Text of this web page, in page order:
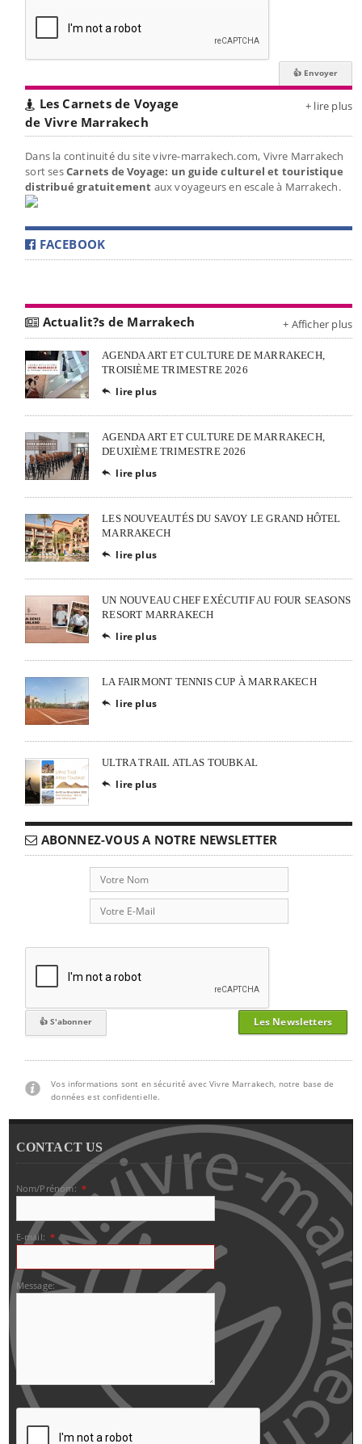
Les Carnets de Voyage
de Vivre Marrakech
+ lire plus
Dans la continuité du site vivre-marrakech.com, Vivre Marrakech
sort sesCarnets de Voyage: un guide culturel et touristique
distribué gratuitement aux voyageurs en escale à Marrakech.
FACEBOOK
Actualit?s de Marrakech + Afficher plus
AGENDA ART ET CULTURE DE MARRAKECH,
TROISIÈME TRIMESTRE 2026
 lire plus
AGENDA ART ET CULTURE DE MARRAKECH,
DEUXIÈME TRIMESTRE 2026
 lire plus
LES NOUVEAUTÉS DU SAVOY LE GRAND HÔTEL
MARRAKECH
 lire plus
UN NOUVEAU CHEF EXÉCUTIF AU FOUR SEASONS
RESORT MARRAKECH
 lire plus
LA FAIRMONT TENNIS CUP À MARRAKECH
 lire plus
ULTRA TRAIL ATLAS TOUBKAL
 lire plus
ABONNEZ-VOUS A NOTRE NEWSLETTER
Les Newsletters
Vos informations sont en sécurité avec Vivre Marrakech, notre base de
données est confidentielle.
CONTACT US
Nom/Prénom: *
E-mail: *
Message: